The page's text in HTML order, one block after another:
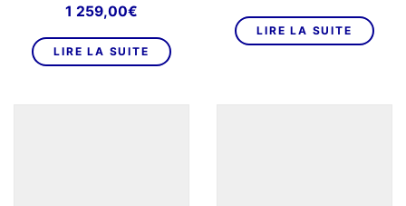
1 259,00€
LIRE LA SUITE
LIRE LA SUITE